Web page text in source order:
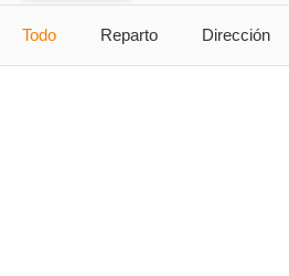
Todo Reparto Dirección